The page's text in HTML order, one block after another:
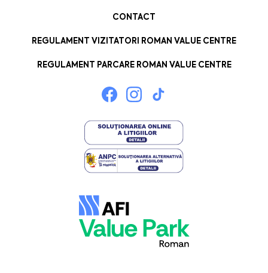
CONTACT
REGULAMENT VIZITATORI ROMAN VALUE CENTRE
REGULAMENT PARCARE ROMAN VALUE CENTRE